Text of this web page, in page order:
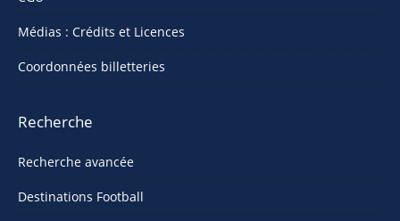
Médias : Crédits et Licences
Coordonnées billetteries
Recherche
Recherche avancée
Destinations Football